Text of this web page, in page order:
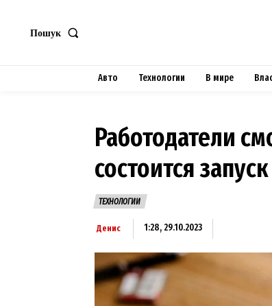
Пошук
Авто Технологии В мире
Работодатели
состоится
ТЕХНОЛОГИИ
Денис 1:28, 29.10.2023